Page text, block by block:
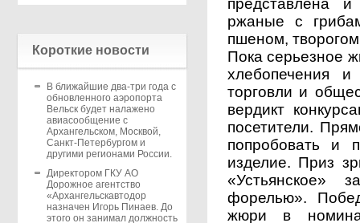
Короткие новости
В ближайшие два-три года с
обновленного аэропорта
Вельск будет налажено
авиасообщение с
Архангельском, Москвой,
Санкт-Петербургом и
другими регионами России.
Директором ГКУ АО
Дорожное агентство
«Архангельскавтодор
назначен Игорь Пинаев. До
этого он занимал должность
представлена
ржаные с
пшеном,
Пока серьезное
хлебопечения
торговли и
вердикт
посетители.
попробовать и
изделие. Приз
«Устьянское»
форелью».
жюри в